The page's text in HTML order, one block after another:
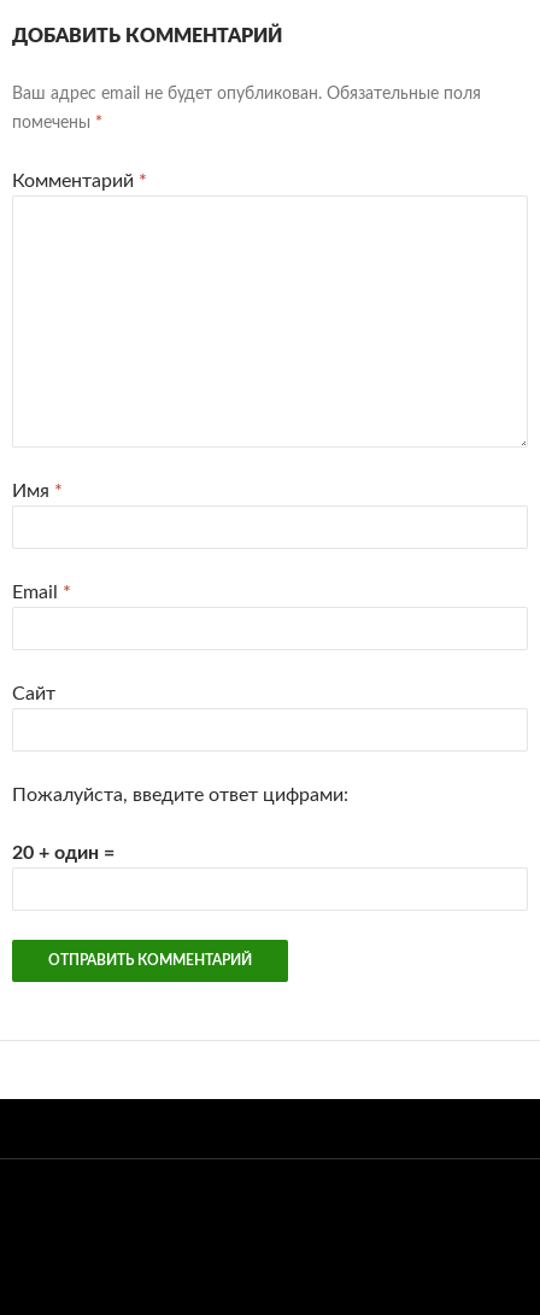
ДОБАВИТЬ КОММЕНТАРИЙ
Ваш адрес email не будет опубликован. Обязательные поля
помечены *
Комментарий *
Имя *
Email *
Сайт
Пожалуйста, введите ответ цифрами:
20 + один =